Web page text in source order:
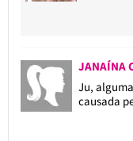
JANAÍNA
Ju,
causada